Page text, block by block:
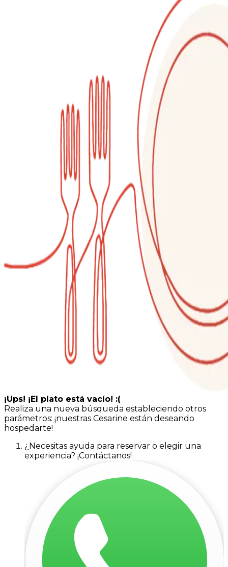
¡Ups! ¡El plato está vacío! :(
Realiza una nueva búsqueda estableciendo otros
parámetros: ¡nuestras Cesarine están deseando
hospedarte!
¿Necesitas ayuda para reservar o elegir una
experiencia? ¡Contáctanos!